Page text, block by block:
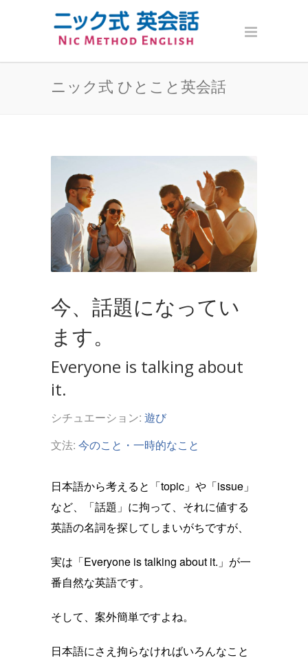
ニック式 ひとこと英会話
今、話題になってい
ます。
Everyone is talking about
it.
シチュエーション: 遊び
文法: 今のこと・一時的なこと
日本語から考えると「topic」や「issue」
など、「話題」に拘って、それに値する
英語の名詞を探してしまいがちですが、
実は「Everyone is talking about it.」が一
番自然な英語です。
そして、案外簡単ですよね。
日本語にさえ拘らなければいろんなこと